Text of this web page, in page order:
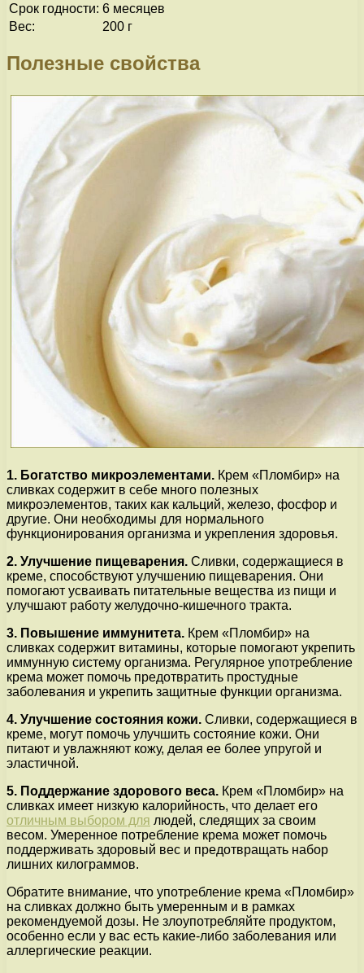
Срок годности: 6 месяцев
Вес:
200 г
Полезные свойства
1. Богатство микроэлементами. Крем «Пломбир» на
сливках содержит в себе много полезных
микроэлементов, таких как кальций, железо, фосфор и
другие. Они необходимы для нормального
функционирования организма и укрепления здоровья.
2. Улучшение пищеварения. Сливки, содержащиеся в
креме, способствуют улучшению пищеварения. Они
помогают усваивать питательные вещества из пищи и
улучшают работу желудочно-кишечного тракта.
3. Повышение иммунитета. Крем «Пломбир» на
сливках содержит витамины, которые помогают укрепить
иммунную систему организма. Регулярное употребление
крема может помочь предотвратить простудные
заболевания и укрепить защитные функции организма.
4. Улучшение состояния кожи. Сливки, содержащиеся в
креме, могут помочь улучшить состояние кожи. Они
питают и увлажняют кожу, делая ее более упругой и
эластичной.
5. Поддержание здорового веса. Крем «Пломбир» на
сливках имеет низкую калорийность, что делает его
отличным выбором для людей, следящих за своим
весом. Умеренное потребление крема может помочь
поддерживать здоровый вес и предотвращать набор
лишних килограммов.
Обратите внимание, что употребление крема «Пломбир»
на сливках должно быть умеренным и в рамках
рекомендуемой дозы. Не злоупотребляйте продуктом,
особенно если у вас есть какие-либо заболевания или
аллергические реакции.